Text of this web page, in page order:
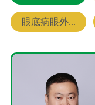
眼底病眼外...